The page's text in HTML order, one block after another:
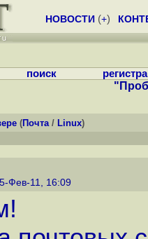
НОВОСТИ (+)
поиск
(Почта/ Linux)
Фев-11, 16:09